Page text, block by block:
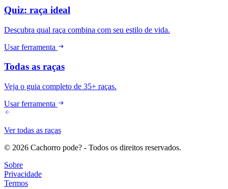
Quiz: raça ideal
Descubra qual raça combina com seu estilo de vida.
Usar ferramenta
Todas as raças
Veja o guia completo de 35+ raças.
Usar ferramenta
Ver todas as raças
© 2026 Cachorro pode? - Todos os direitos reservados.
Sobre
Privacidade
Termos